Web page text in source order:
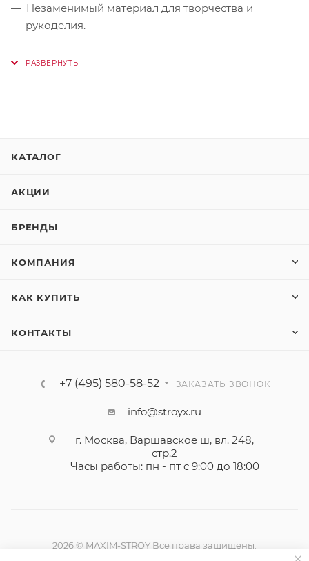
Незаменимый материал для творчества и
рукоделия.
КАТАЛОГ
АКЦИИ
БРЕНДЫ
КОМПАНИЯ
КАК КУПИТЬ
КОНТАКТЫ
+7 (495) 580-58-52 ЗАКАЗАТЬ ЗВОНОК
info@stroyx.ru
г. Москва, Варшавское ш, вл. 248,
стр.2
Часы работы: пн - пт с 9:00 до 18:00
2026 © MAXIM-STROY Все права защищены.